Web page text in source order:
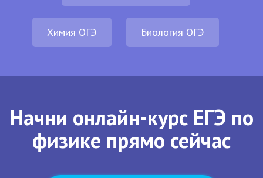
Химия ОГЭ Биология ОГЭ
Начни онлайн-курс ЕГЭ по
физике прямо сейчас